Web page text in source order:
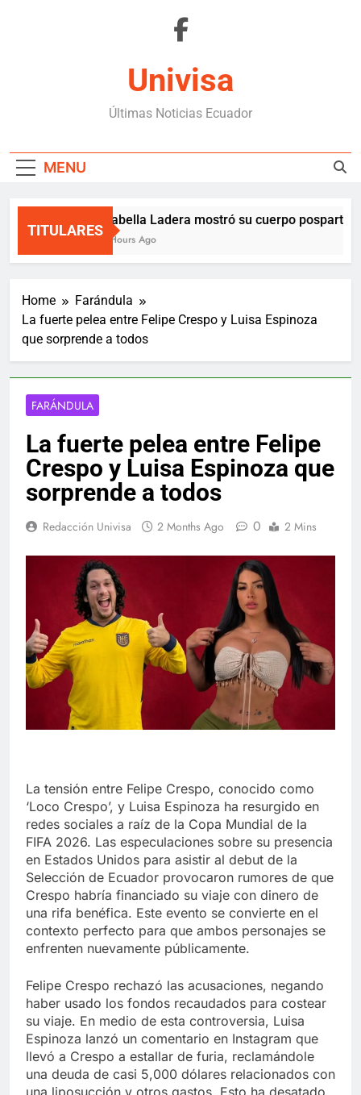
Univisa
Últimas Noticias Ecuador
MENU
TITULARES
Isabella Ladera mostró su cuerpo posparto y
2 Hours Ago
Home
Farándula
La fuerte pelea entre Felipe Crespo y Luisa Espinoza
que sorprende a todos
FARÁNDULA
La fuerte pelea entre Felipe
Crespo y Luisa Espinoza que
sorprende a todos
Redacción Univisa 2 Months Ago 0 2 Mins
La tensión entre Felipe Crespo, conocido como
‘Loco Crespo’, y Luisa Espinoza ha resurgido en
redes sociales a raíz de la Copa Mundial de la
FIFA 2026. Las especulaciones sobre su presencia
en Estados Unidos para asistir al debut de la
Selección de Ecuador provocaron rumores de que
Crespo habría financiado su viaje con dinero de
una rifa benéfica. Este evento se convierte en el
contexto perfecto para que ambos personajes se
enfrenten nuevamente públicamente.
Felipe Crespo rechazó las acusaciones, negando
haber usado los fondos recaudados para costear
su viaje. En medio de esta controversia, Luisa
Espinoza lanzó un comentario en Instagram que
llevó a Crespo a estallar de furia, reclamándole
una deuda de casi 5,000 dólares relacionados con
una liposucción y otros gastos. Esto ha desatado